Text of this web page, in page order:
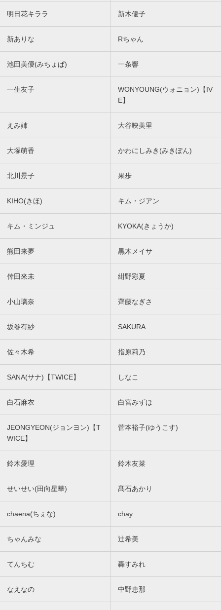
明日花キララ 新木優子
新ありな Rちゃん
池田美優(みちょぱ) 一条響
一生友子
WONYOUNG(ウォニョン)【IV
E】
えみ姉 大谷映美里
大塚萌香 かわにしみき(みきぽん)
北川景子 果歩
KIHO(きほ) キム・ジアン
キム・ミンジュ KYOKA(きょうか)
熊田来夢 黒木メイサ
倖田來未 紺野彩夏
小山璃奈 齊藤なぎさ
坂巻有紗 SAKURA
佐々木希 指原莉乃
SANA(サナ)【TWICE】 しなこ
白石麻衣 白宮みずほ
JEONGYEON(ジョンヨン)【T
WICE】
菅本裕子(ゆうこす)
鈴木愛理 鈴木友菜
せいせい(田向星華) 髙石あかり
chaena(ちぇな) chay
ちゃんみな 辻希美
てんちむ 轟すみれ
なえなの 中野恵那